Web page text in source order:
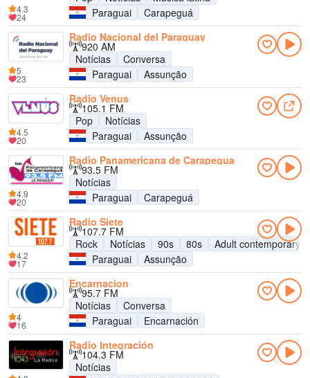
Paraguai
Carapeguá
4.3
24
Radio Nacional del Paraguay
920 AM
Notícias
Conversa
Paraguai
Assunção
5
23
Radio Venus
105.1 FM
Pop
Notícias
Paraguai
Assunção
4.5
20
Radio Panamericana de Carapegua
93.5 FM
Notícias
Paraguai
Carapeguá
4.9
20
Radio Siete
107.7 FM
Rock
Notícias 90s 80s
Adult contemporary
Paraguai
Assunção
4.2
17
Encarnacion
95.7 FM
Notícias
Conversa
Paraguai
Encarnación
4
16
Radio Integración
104.3 FM
Notícias